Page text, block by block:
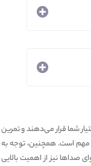
شما قرار می‌دهند و تمرین
مهم است. همچنین، توجه به
نیز از اهمیت بالایی